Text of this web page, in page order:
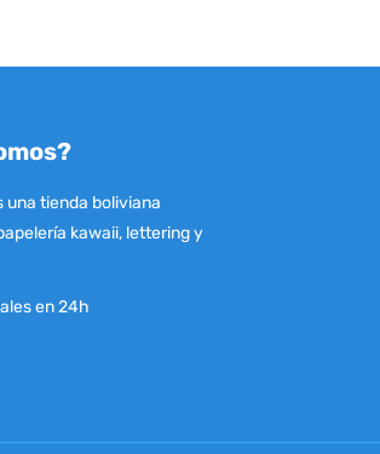
una tienda boliviana
kawaii, lettering y
en 24h